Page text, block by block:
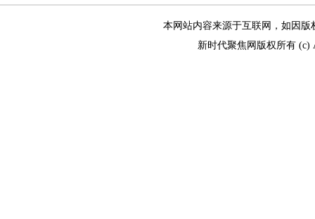
本网站内容来源于互联网，如因版
新时代聚焦网版权所有 (c)